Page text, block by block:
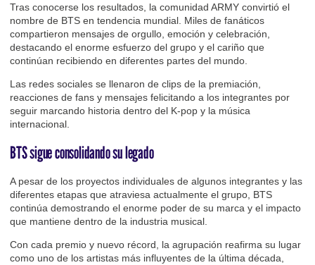
Tras conocerse los resultados, la comunidad ARMY convirtió el
nombre de BTS en tendencia mundial. Miles de fanáticos
compartieron mensajes de orgullo, emoción y celebración,
destacando el enorme esfuerzo del grupo y el cariño que
continúan recibiendo en diferentes partes del mundo.
Las redes sociales se llenaron de clips de la premiación,
reacciones de fans y mensajes felicitando a los integrantes por
seguir marcando historia dentro del K-pop y la música
internacional.
BTS sigue consolidando su legado
A pesar de los proyectos individuales de algunos integrantes y las
diferentes etapas que atraviesa actualmente el grupo, BTS
continúa demostrando el enorme poder de su marca y el impacto
que mantiene dentro de la industria musical.
Con cada premio y nuevo récord, la agrupación reafirma su lugar
como uno de los artistas más influyentes de la última década,